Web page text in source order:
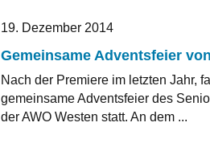
19. Dezember 2014
Gemeinsame Adventsfeier
Nach der Premiere im letzten Jahr,
gemeinsame Adventsfeier des
der AWO Westen statt. An dem ...